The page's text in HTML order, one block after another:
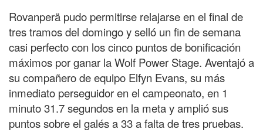
Rovanperä pudo permitirse relajarse en el final de
tres tramos del domingo y selló un fin de semana
casi perfecto con los cinco puntos de bonificación
máximos por ganar la Wolf Power Stage. Aventajó a
su compañero de equipo Elfyn Evans, su más
inmediato perseguidor en el campeonato, en 1
minuto 31.7 segundos en la meta y amplió sus
puntos sobre el galés a 33 a falta de tres pruebas.